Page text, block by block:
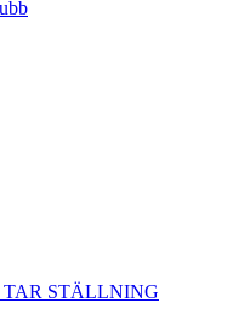
STÄLLNING